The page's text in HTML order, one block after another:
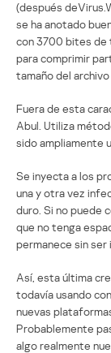
(después
se ha anotado
con 3700 bites de
para comprimir
tamaño del archivo
Fuera de esta
Abul. Utiliza
sido ampliamente
Se inyecta a los
una y otra vez
duro. Si no puede
que no tenga
permanece sin ser
Así, esta última
todavía usando
nuevas
Probablemente
algo realmente